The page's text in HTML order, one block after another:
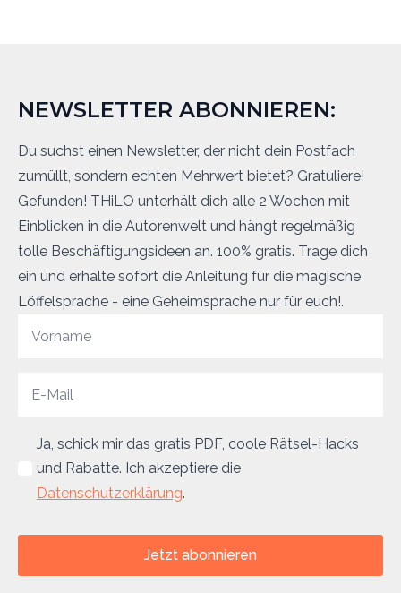
NEWSLETTER ABONNIEREN:
Du suchst einen Newsletter, der nicht dein Postfach
zumüllt, sondern echten Mehrwert bietet? Gratuliere!
Gefunden! THiLO unterhält dich alle 2 Wochen mit
Einblicken in die Autorenwelt und hängt regelmäßig
tolle Beschäftigungsideen an. 100% gratis. Trage dich
ein und erhalte sofort die Anleitung für die magische
Löffelsprache - eine Geheimsprache nur für euch!.
Ja, schick mir das gratis PDF, coole Rätsel-Hacks
und Rabatte. Ich akzeptiere die
Datenschutzerklärung.
Jetzt abonnieren